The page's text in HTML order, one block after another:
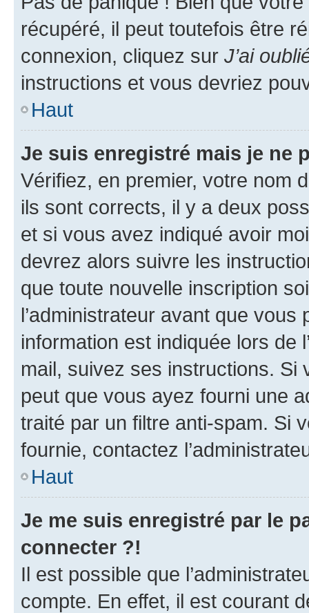
récupéré, il peut toutefois être
connexion, cliquez sur J’ai
instructions et vous devriez
Haut
Je suis enregistré mais je ne
Vérifiez, en premier, votre nom
ils sont corrects, il y a deux
et si vous avez indiqué avoir
devrez alors suivre les
que toute nouvelle inscription
l’administrateur avant que
information est indiquée lors de
mail, suivez ses instructions. Si
peut que vous ayez fourni une
traité par un filtre anti-spam. Si
fournie, contactez
Haut
Je me suis enregistré par le
connecter ?!
Il est possible que
compte. En effet, il est courant